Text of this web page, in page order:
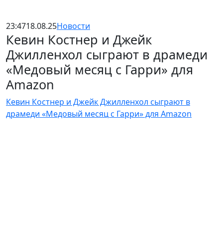
23:4718.08.25Новости
Кевин Костнер и Джейк
Джилленхол сыграют в драмеди
«Медовый месяц с Гарри» для
Amazon
Кевин Костнер и Джейк Джилленхол сыграют в
драмеди «Медовый месяц с Гарри» для Amazon